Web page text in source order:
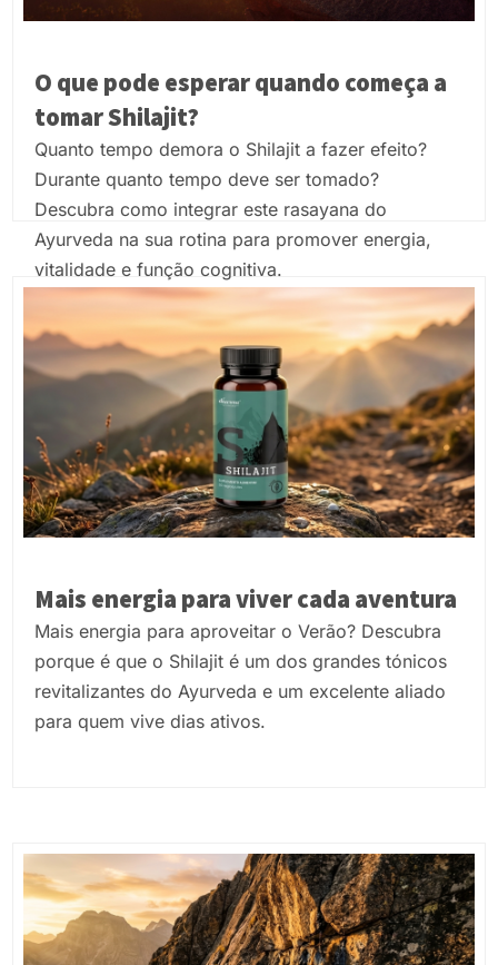
O que pode esperar quando começa a
tomar Shilajit?
Quanto tempo demora o Shilajit a fazer efeito?
Durante quanto tempo deve ser tomado?
Descubra como integrar este rasayana do
Ayurveda na sua rotina para promover energia,
vitalidade e função cognitiva.
Mais energia para viver cada aventura
Mais energia para aproveitar o Verão? Descubra
porque é que o Shilajit é um dos grandes tónicos
revitalizantes do Ayurveda e um excelente aliado
para quem vive dias ativos.